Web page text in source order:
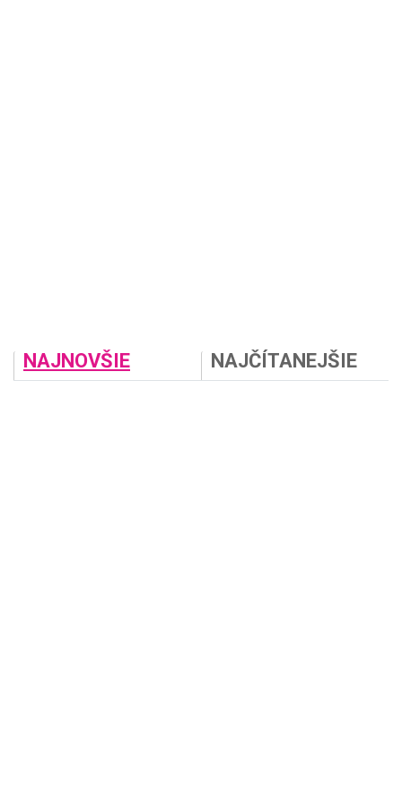
NAJNOVŠIE NAJČÍTANEJŠIE